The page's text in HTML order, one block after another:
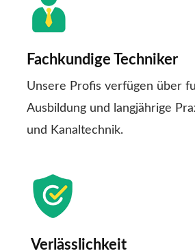
Fachkundige Techniker
Unsere Profis verfügen über
Ausbildung und langjährige
und Kanaltechnik.
Verlässlichkeit